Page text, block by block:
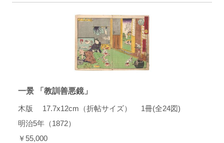
一景 「教訓善悪鏡」
木版 17.7x12cm（折帖サイズ） 1冊(全24図)
明治5年（1872）
￥55,000